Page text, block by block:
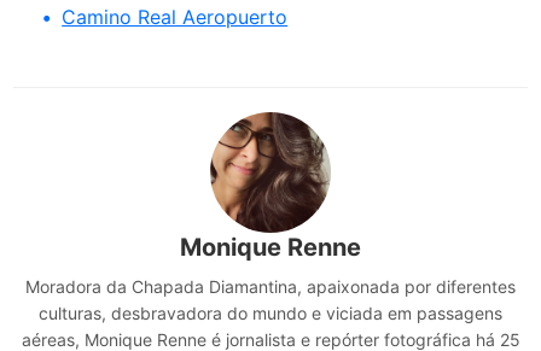
Camino Real Aeropuerto
Monique Renne
Moradora da Chapada Diamantina, apaixonada por diferentes
culturas, desbravadora do mundo e viciada em passagens
aéreas, Monique Renne é jornalista e repórter fotográfica há 25